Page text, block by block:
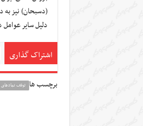
(دسبحان) نیز
دلیل سایر
اشتراک گذاری
برچسب ها توقف